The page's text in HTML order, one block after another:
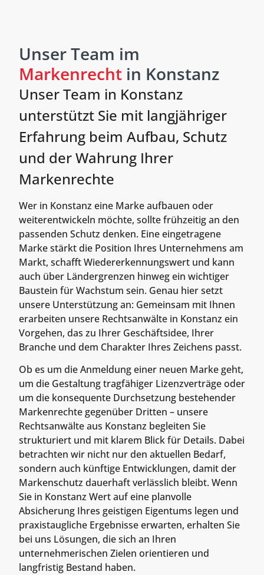
Unser Team im
Markenrecht in Konstanz
Unser Team in Konstanz
unterstützt Sie mit langjähriger
Erfahrung beim Aufbau, Schutz
und der Wahrung Ihrer
Markenrechte
Wer in Konstanz eine Marke aufbauen oder
weiterentwickeln möchte, sollte frühzeitig an den
passenden Schutz denken. Eine eingetragene
Marke stärkt die Position Ihres Unternehmens am
Markt, schafft Wiedererkennungswert und kann
auch über Ländergrenzen hinweg ein wichtiger
Baustein für Wachstum sein. Genau hier setzt
unsere Unterstützung an: Gemeinsam mit Ihnen
erarbeiten unsere Rechtsanwälte in Konstanz ein
Vorgehen, das zu Ihrer Geschäftsidee, Ihrer
Branche und dem Charakter Ihres Zeichens passt.
Ob es um die Anmeldung einer neuen Marke geht,
um die Gestaltung tragfähiger Lizenzverträge oder
um die konsequente Durchsetzung bestehender
Markenrechte gegenüber Dritten – unsere
Rechtsanwälte aus Konstanz begleiten Sie
strukturiert und mit klarem Blick für Details. Dabei
betrachten wir nicht nur den aktuellen Bedarf,
sondern auch künftige Entwicklungen, damit der
Markenschutz dauerhaft verlässlich bleibt. Wenn
Sie in Konstanz Wert auf eine planvolle
Absicherung Ihres geistigen Eigentums legen und
praxistaugliche Ergebnisse erwarten, erhalten Sie
bei uns Lösungen, die sich an Ihren
unternehmerischen Zielen orientieren und
langfristig Bestand haben.